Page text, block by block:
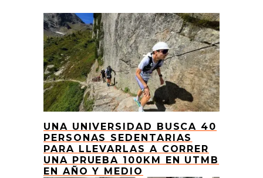
UNA UNIVERSIDAD BUSCA 40
PERSONAS SEDENTARIAS
PARA LLEVARLAS A CORRER
UNA PRUEBA 100KM EN UTMB
EN AÑO Y MEDIO